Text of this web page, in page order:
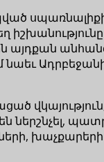
այդքան
վկայություն,
ներշնչել,
խաչքարերի